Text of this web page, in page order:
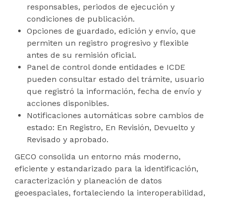
responsables, periodos de ejecución y
condiciones de publicación.
Opciones de guardado, edición y envío, que
permiten un registro progresivo y flexible
antes de su remisión oficial.
Panel de control donde entidades e ICDE
pueden consultar estado del trámite, usuario
que registró la información, fecha de envío y
acciones disponibles.
Notificaciones automáticas sobre cambios de
estado: En Registro, En Revisión, Devuelto y
Revisado y aprobado.
GECO consolida un entorno más moderno,
eficiente y estandarizado para la identificación,
caracterización y planeación de datos
geoespaciales, fortaleciendo la interoperabilidad,